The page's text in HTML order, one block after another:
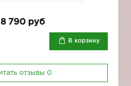
8 790 руб
В корзину
отзывы 0